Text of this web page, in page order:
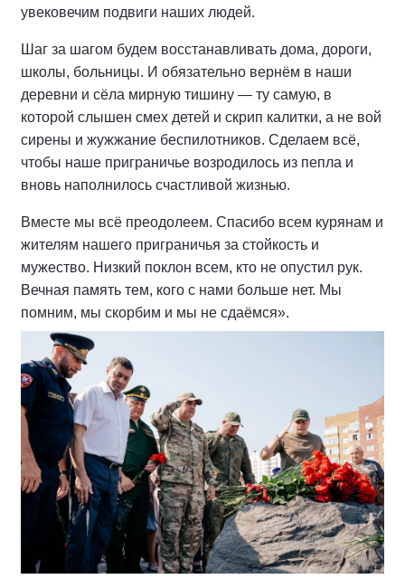
увековечим подвиги наших людей.
Шаг за шагом будем восстанавливать дома, дороги,
школы, больницы. И обязательно вернём в наши
деревни и сёла мирную тишину — ту самую, в
которой слышен смех детей и скрип калитки, а не вой
сирены и жужжание беспилотников. Сделаем всё,
чтобы наше приграничье возродилось из пепла и
вновь наполнилось счастливой жизнью.
Вместе мы всё преодолеем. Спасибо всем курянам и
жителям нашего приграничья за стойкость и
мужество. Низкий поклон всем, кто не опустил рук.
Вечная память тем, кого с нами больше нет. Мы
помним, мы скорбим и мы не сдаёмся».